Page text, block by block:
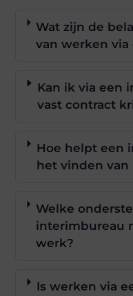
Wat zijn de
van werken
Kan ik via een
vast contract
Hoe helpt een
het vinden van
Welke
interimbureau
werk?
Is werken via